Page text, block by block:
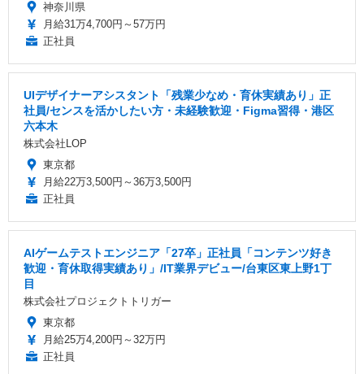
神奈川県
月給31万4,700円～57万円
正社員
UIデザイナーアシスタント「残業少なめ・育休実績あり」正
社員/センスを活かしたい方・未経験歓迎・Figma習得・港区
六本木
株式会社LOP
東京都
月給22万3,500円～36万3,500円
正社員
AIゲームテストエンジニア「27卒」正社員「コンテンツ好き
歓迎・育休取得実績あり」/IT業界デビュー/台東区東上野1丁
目
株式会社プロジェクトトリガー
東京都
月給25万4,200円～32万円
正社員